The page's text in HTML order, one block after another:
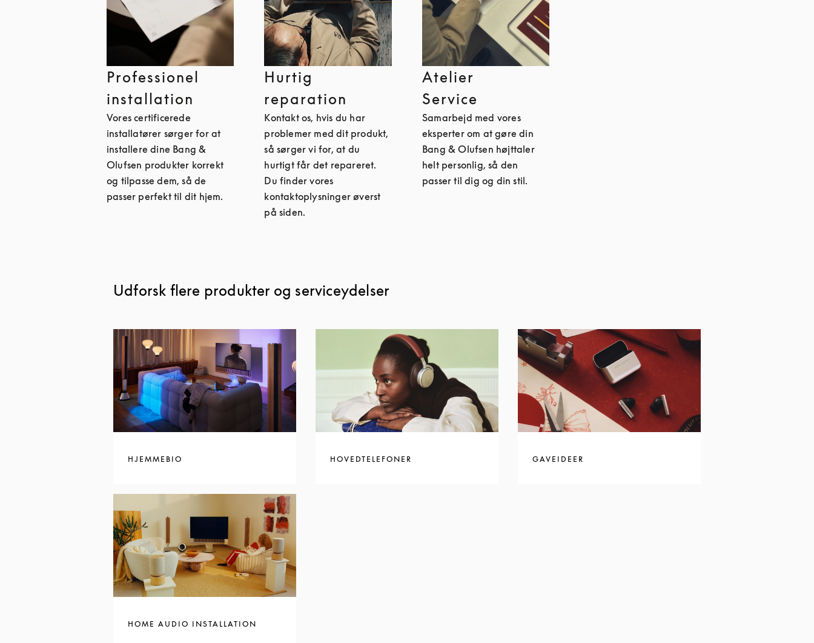
Professionel
installation
Vores certificerede
installatører sørger for at
installere dine Bang &
Olufsen produkter korrekt
og tilpasse dem, så de
passer perfekt til dit hjem.
Hurtig
reparation
Kontakt os, hvis du har
problemer med dit produkt,
så sørger vi for, at du
hurtigt får det repareret.
Du finder vores
kontaktoplysninger øverst
på siden.
Atelier
Service
Samarbejd med vores
eksperter om at gøre din
Bang & Olufsen højttaler
helt personlig, så den
passer til dig og din stil.
Udforsk flere produkter og serviceydelser
HJEMMEBIO HOVEDTELEFONER GAVEIDEER
HOME AUDIO INSTALLATION